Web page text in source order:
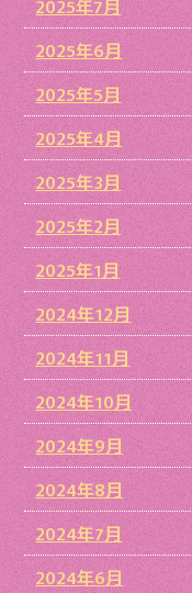
2025年7月
2025年6月
2025年5月
2025年4月
2025年3月
2025年2月
2025年1月
2024年12月
2024年11月
2024年10月
2024年9月
2024年8月
2024年7月
2024年6月